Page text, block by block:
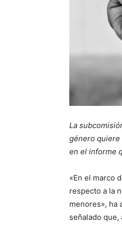
La
género quiere
en el informe
«En el marco
respecto a la
menores», ha
señalado que,